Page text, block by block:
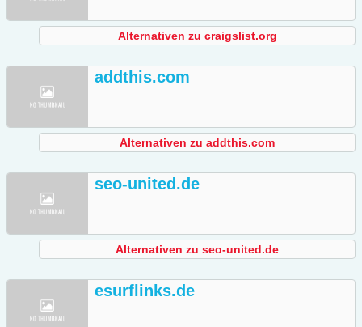
Alternativen zu craigslist.org
addthis.com
Alternativen zu addthis.com
seo-united.de
Alternativen zu seo-united.de
esurflinks.de